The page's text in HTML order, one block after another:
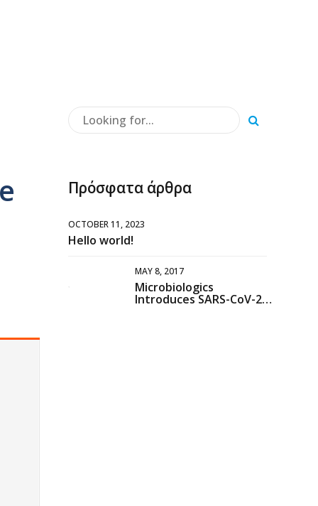
Πρόσφατα άρθρα
OCTOBER 11, 2023
Hello world!
MAY 8, 2017
Microbiologics
Introduces SARS-CoV-2